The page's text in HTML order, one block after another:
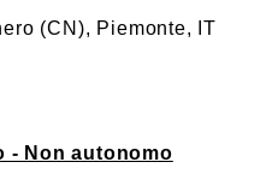
(CN ), Piemonte, IT
- Non autonomo